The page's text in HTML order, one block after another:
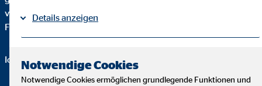
verständlich und auf Augenhöhe – ohne unnötiges
Fachchinesisch, dafür passgenau auf dich zugeschnitten.
Ich freue mich auf deine Kontaktaufnahme.
Details anzeigen
Notwendige Cookies
Notwendige Cookies ermöglichen grundlegende Funktionen und